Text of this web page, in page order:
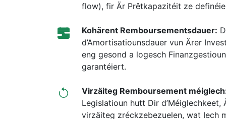
flow), fir Är Prêtkapazitéit ze
Kohärent Remboursementsdauer:
d’Amortisatiounsdauer vun Ärer
eng gesond a logesch
garantéiert.
Virzäiteg Remboursement
Legislatioun hutt Dir
virzäiteg zréckzebezuelen, wat Iech